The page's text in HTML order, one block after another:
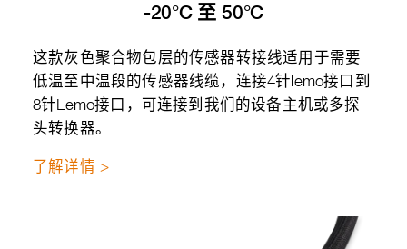
-20°C 至 50°C
这款灰色聚合物包层的传感器转接线适用于需要
低温至中温段的传感器线缆，连接4针lemo接口到
8针Lemo接口，可连接到我们的设备主机或多探
头转换器。
了解详情 >